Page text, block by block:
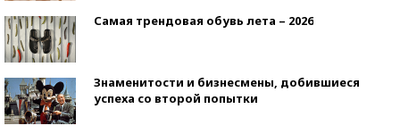
Самая трендовая обувь лета – 2026
Знаменитости и бизнесмены, добившиеся
успеха со второй попытки